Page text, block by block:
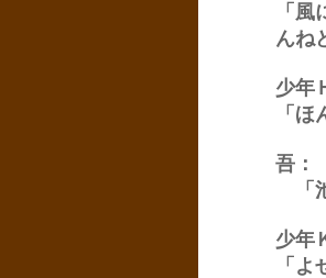
「
んね
少年
「
吾：
「
少年
「